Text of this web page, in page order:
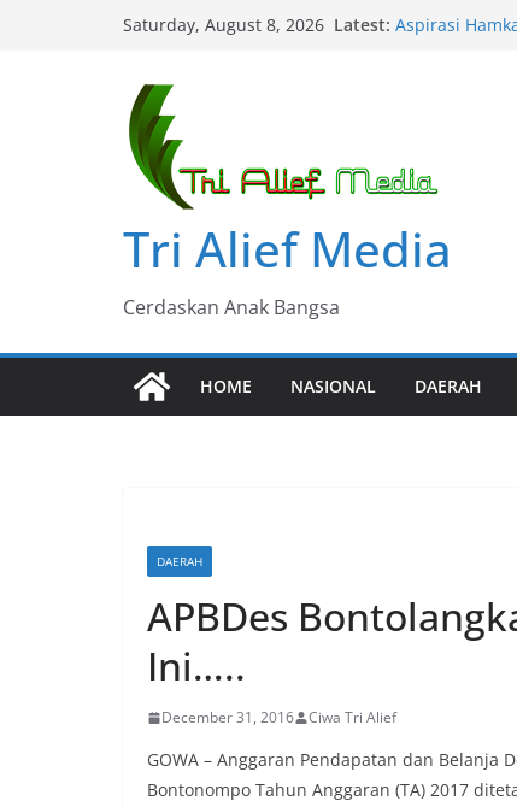
Saturday, August 8, 2026 Latest: Aspirasi
Mengemuka
Reses
Tri Alief Media
Cerdaskan Anak Bangsa
HOME NASIONAL DAERAH
DAERAH
APBDes
Ini…..
December 31, 2016 Ciwa Tri Alief
GOWA – Anggaran Pendapatan dan Belanja
Bontonompo Tahun Anggaran (TA) 2017